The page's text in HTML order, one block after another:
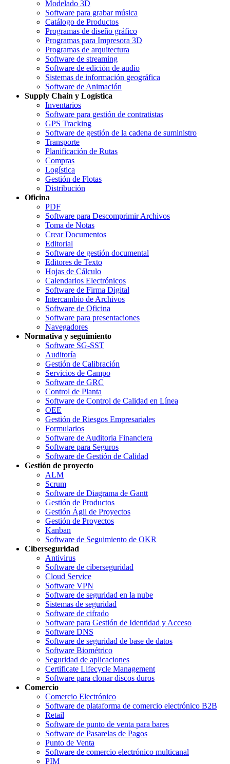
Modelado 3D
Software para grabar música
Catálogo de Productos
Programas de diseño gráfico
Programas para Impresora 3D
Programas de arquitectura
Software de streaming
Software de edición de audio
Sistemas de información geográfica
Software de Animación
Supply Chain y Logística
Inventarios
Software para gestión de contratistas
GPS Tracking
Software de gestión de la cadena de suministro
Transporte
Planificación de Rutas
Compras
Logística
Gestión de Flotas
Distribución
Oficina
PDF
Software para Descomprimir Archivos
Toma de Notas
Crear Documentos
Editorial
Software de gestión documental
Editores de Texto
Hojas de Cálculo
Calendarios Electrónicos
Software de Firma Digital
Intercambio de Archivos
Software de Oficina
Software para presentaciones
Navegadores
Normativa y seguimiento
Software SG-SST
Auditoría
Gestión de Calibración
Servicios de Campo
Software de GRC
Control de Planta
Software de Control de Calidad en Línea
OEE
Gestión de Riesgos Empresariales
Formularios
Software de Auditoria Financiera
Software para Seguros
Software de Gestión de Calidad
Gestión de proyecto
ALM
Scrum
Software de Diagrama de Gantt
Gestión de Productos
Gestión Ágil de Proyectos
Gestión de Proyectos
Kanban
Software de Seguimiento de OKR
Ciberseguridad
Antivirus
Software de ciberseguridad
Cloud Service
Software VPN
Software de seguridad en la nube
Sistemas de seguridad
Software de cifrado
Software para Gestión de Identidad y Acceso
Software DNS
Software de seguridad de base de datos
Software Biométrico
Seguridad de aplicaciones
Certificate Lifecycle Management
Software para clonar discos duros
Comercio
Comercio Electrónico
Software de plataforma de comercio electrónico B2B
Retail
Software de punto de venta para bares
Software de Pasarelas de Pagos
Punto de Venta
Software de comercio electrónico multicanal
PIM